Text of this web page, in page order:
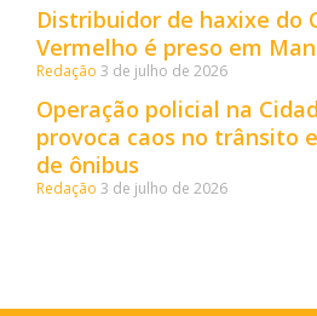
Distribuidor de haxixe do
Vermelho é preso em
Redação 3 de julho de 2026
Operação policial na
provoca caos no trânsito
de ônibus
Redação 3 de julho de 2026